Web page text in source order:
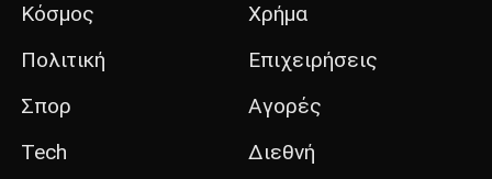
Κόσμος
Πολιτική
Σπορ
Tech
Χρήμα
Επιχειρήσεις
Αγορές
Διεθνή